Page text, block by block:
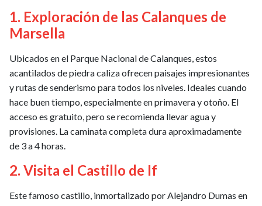
1. Exploración de las Calanques de
Marsella
Ubicados en el Parque Nacional de Calanques, estos
acantilados de piedra caliza ofrecen paisajes impresionantes
y rutas de senderismo para todos los niveles. Ideales cuando
hace buen tiempo, especialmente en primavera y otoño. El
acceso es gratuito, pero se recomienda llevar agua y
provisiones. La caminata completa dura aproximadamente
de 3 a 4 horas.
2. Visita el Castillo de If
Este famoso castillo, inmortalizado por Alejandro Dumas en